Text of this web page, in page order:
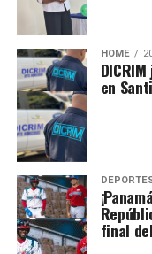
HOME
en
final